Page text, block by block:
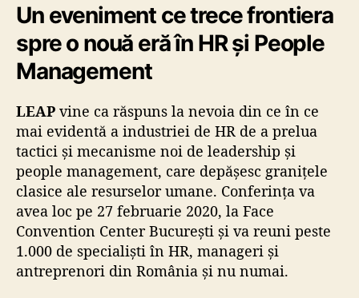
Un eveniment ce trece frontiera
spre o nouă eră în HR și People
Management
LEAP vine ca răspuns la nevoia din ce în ce
mai evidentă a industriei de HR de a prelua
tactici şi mecanisme noi de leadership şi
people management, care depăşesc graniţele
clasice ale resurselor umane. Conferința va
avea loc pe 27 februarie 2020, la Face
Convention Center București şi va reuni peste
1.000 de specialişti în HR, manageri şi
antreprenori din România şi nu numai.